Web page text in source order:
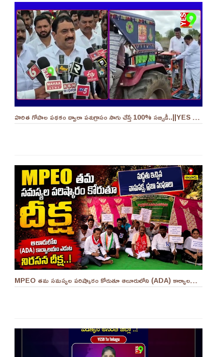
హరిత గోపాల పథకం ద్వారా పశుగ్రాసం సాగు చేస్తే 100% సబ్సిడీ..||YES 9TV
MPEO తమ సమస్యల పరిష్కారం కోరుతూ ఆలూరులోని (ADA) కార్యాలయం ఎదుట దీక్ష ||YES 9TV #kurnool